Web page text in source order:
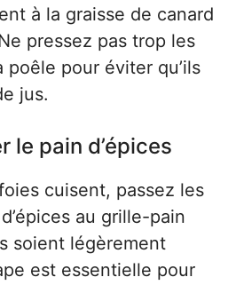
à la graisse de canard
pressez pas trop les
poêle pour éviter qu’ils
jus.
le pain d’épices
cuisent, passez les
au grille-pain
soient légèrement
est essentielle pour